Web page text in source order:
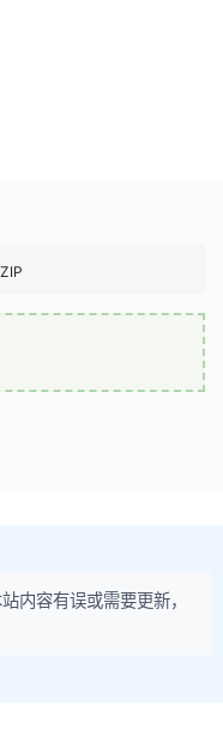
ZIP
内容有误或需要更新，